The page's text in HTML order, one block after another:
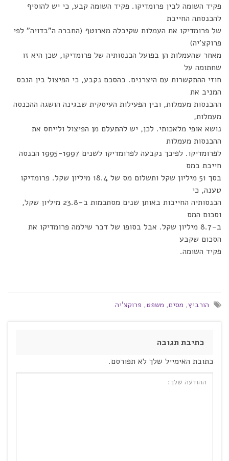
פקיד השומה לבין פרומדיקו. פקיד השומה קבע, כי יש להוסיף
להכנסתה החייבת
של פרומדיקו את העמלות שקיבלה מארוטף (החברה ה"בדויה" לפי
פרוקצ'יה)
מאחר שהעמלות הן בפועל הכנסותיה של פרומדיקו, שכן היא זו
שחתומה על
חוזי ההתקשרות עם היצרנים. בהסכם נקבע, כי הפיצול בין הנכס
המניב את
ההכנסות מעמלות, ובין הפעילות העיסקית שבגינה הושגה ההכנסה
מעמלות,
נושא אופי מלאכותי. לכן, יש להתעלם מן הפיצול ולייחס את
ההכנסות מעמלות
לפרומדיקו. לפיכך נקבעה לפרומדיקו לשנים 1995-1997 הכנסה
חייבת במס
בסך 51 מיליון שקל ותשלום מס של 18.4 מיליון שקל. פרומדיקו
טענה, כי
הכנסותיה החייבות באותן שנים מסתכמות ב-23.8 מיליון שקל,
וסכום המס
ב-8.7 מיליון שקל. אבל בסופו של דבר שילמה פרומדיקו את
הסכום שקבע
פקיד השומה.
הורביץ, מסים, משפט, פרוקצ'יה
כתיבת תגובה
כתובת האימייל שלך לא תפורסם.